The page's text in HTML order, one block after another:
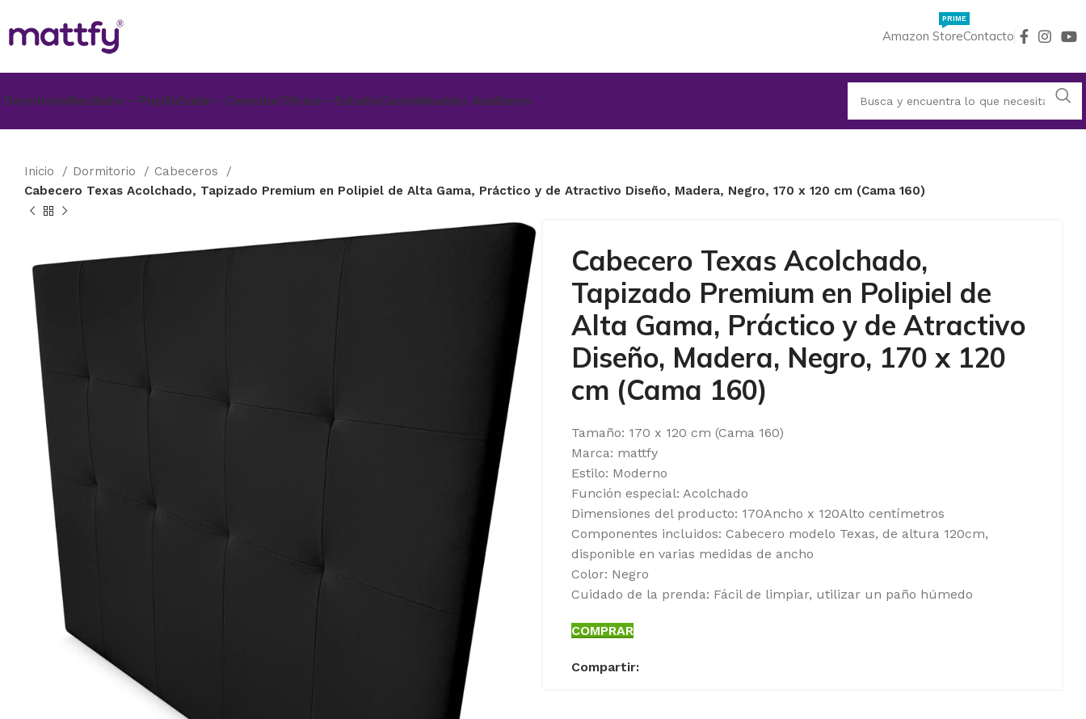
Amazon Store
PRIME
Contacto
DormitorioRecibidor – PasilloSalón – ComedorOficina – EstudioCocinaMuebles Auxiliares
Inicio Dormitorio
Cabeceros
Cabecero Texas Acolchado, Tapizado Premium en Polipiel de Alta Gama, Práctico y de Atractivo Diseño, Madera, Negro, 170 x 120 cm (Cama 160)
Cabecero Texas Acolchado,
Tapizado Premium en Polipiel de
Alta Gama, Práctico y de Atractivo
Diseño, Madera, Negro, 170 x 120
cm (Cama 160)
Tamaño: 170 x 120 cm (Cama 160)
Marca: mattfy
Estilo: Moderno
Función especial: Acolchado
Dimensiones del producto: 170Ancho x 120Alto centímetros
Componentes incluidos: Cabecero modelo Texas, de altura 120cm,
disponible en varias medidas de ancho
Color: Negro
Cuidado de la prenda: Fácil de limpiar, utilizar un paño húmedo
COMPRAR
Compartir: